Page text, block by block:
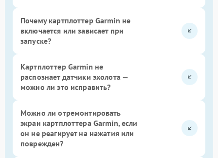
Почему картплоттер Garmin не
включается или зависает при
запуске?
Картплоттер Garmin не
распознает датчики эхолота —
можно ли это исправить?
Можно ли отремонтировать
экран картплоттера Garmin, если
он не реагирует на нажатия или
поврежден?